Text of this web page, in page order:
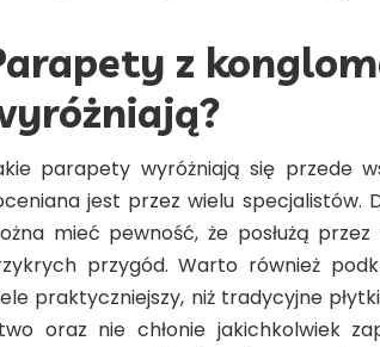
z
parapety wyróżniają się przede
jest przez wielu specjalistów.
mieć pewność, że posłużą
przygód.Warto również
praktyczniejszy, niż tradycyjne
oraz nie chłonie jakichkolwiek